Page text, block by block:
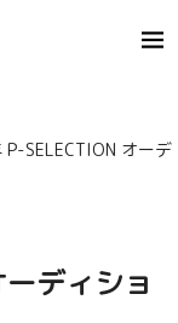
P-SELECTION オーデ
ーディショ